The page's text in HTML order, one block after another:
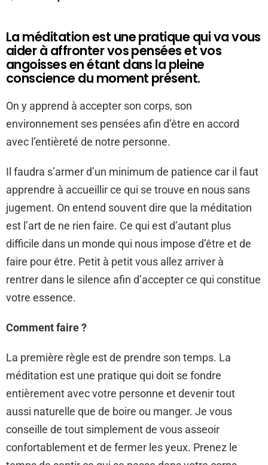
La méditation est une pratique qui va vous
aider à affronter vos pensées et vos
angoisses en étant dans la pleine
conscience du moment présent.
On y apprend à accepter son corps, son
environnement ses pensées afin d’être en accord
avec l’entièreté de notre personne.
Il faudra s’armer d’un minimum de patience car il faut
apprendre à accueillir ce qui se trouve en nous sans
jugement. On entend souvent dire que la méditation
est l’art de ne rien faire. Ce qui est d’autant plus
difficile dans un monde qui nous impose d’être et de
faire pour être. Petit à petit vous allez arriver à
rentrer dans le silence afin d’accepter ce qui constitue
votre essence.
Comment faire ?
La première règle est de prendre son temps. La
méditation est une pratique qui doit se fondre
entièrement avec votre personne et devenir tout
aussi naturelle que de boire ou manger. Je vous
conseille de tout simplement de vous asseoir
confortablement et de fermer les yeux. Prenez le